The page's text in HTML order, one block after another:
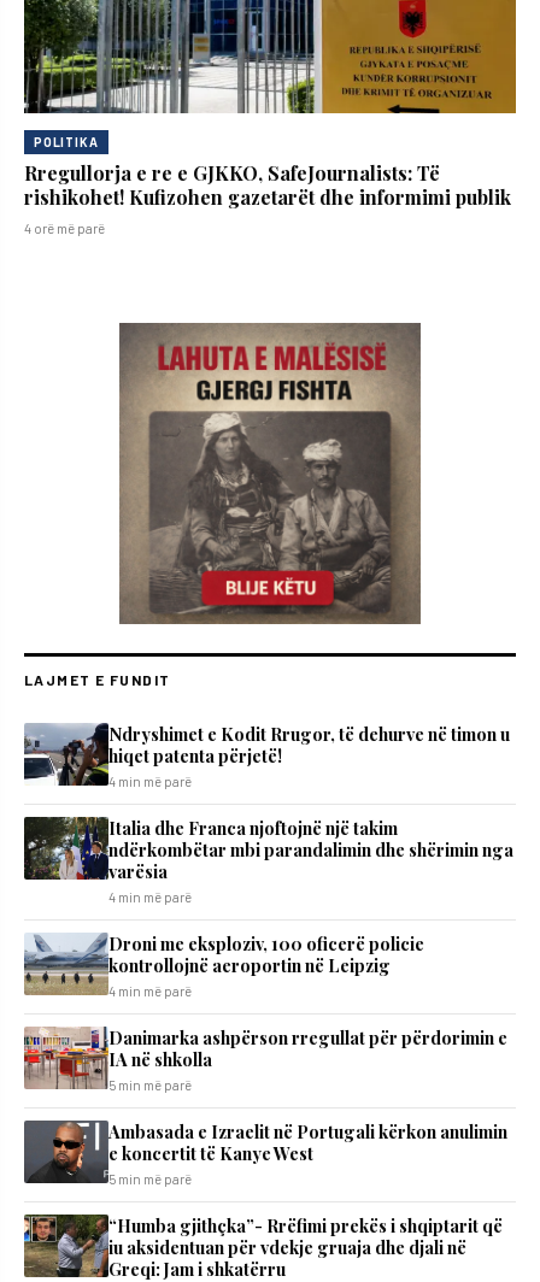
POLITIKA
Rregullorja e re e GJKKO, SafeJournalists: Të
rishikohet! Kufizohen gazetarët dhe informimi publik
4 orë më parë
LAJMET E FUNDIT
Ndryshimet e Kodit Rrugor, të dehurve në timon u
hiqet patenta përjetë!
4 min më parë
Italia dhe Franca njoftojnë një takim
ndërkombëtar mbi parandalimin dhe shërimin nga
varësia
4 min më parë
Droni me eksploziv, 100 oficerë policie
kontrollojnë aeroportin në Leipzig
4 min më parë
Danimarka ashpërson rregullat për përdorimin e
IA në shkolla
5 min më parë
Ambasada e Izraelit në Portugali kërkon anulimin
e koncertit të Kanye West
5 min më parë
“Humba gjithçka”- Rrëfimi prekës i shqiptarit që
iu aksidentuan për vdekje gruaja dhe djali në
Greqi: Jam i shkatërru